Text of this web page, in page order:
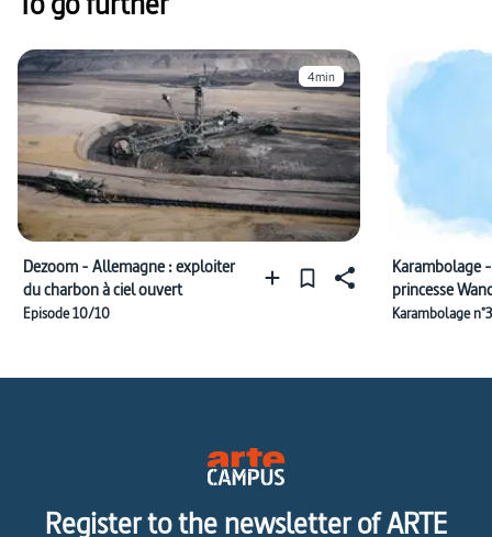
4min
Dezoom - Allemagne : exploiter
du charbon à ciel ouvert
Episode 10/10
Karambolage
princesse
charbon
Karambolage
Register to the newsletter of ARTE